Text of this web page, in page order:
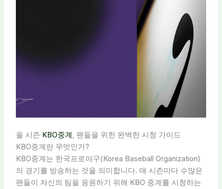
올 시즌 KBO중계, 팬들을 위한 완벽한 시청 가이드
KBO중계란 무엇인가?
KBO중계는 한국프로야구(Korea Baseball Organization)
의 경기를 방송하는 것을 의미합니다. 매 시즌마다 수많은
팬들이 자신의 팀을 응원하기 위해 KBO 중계를 시청하는